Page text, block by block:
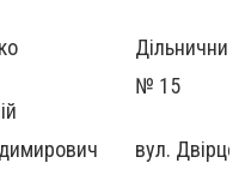
Дільничний
№ 15
вул.